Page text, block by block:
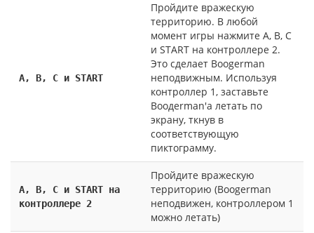
А, В, С и START
Пройдите вражескую
территорию. В любой
момент игры нажмите А, В, С
и START на контроллере 2.
Это сделает Воogerman
неподвижным. Используя
контроллер 1, заставьте
Воодеrmаn'а летать по
экрану, ткнув в
соответствующую
пиктограмму.
A, B, C и START на
контроллере 2
Пройдите вражескую
территорию (Boogerman
неподвижен, контроллером 1
можно летать)